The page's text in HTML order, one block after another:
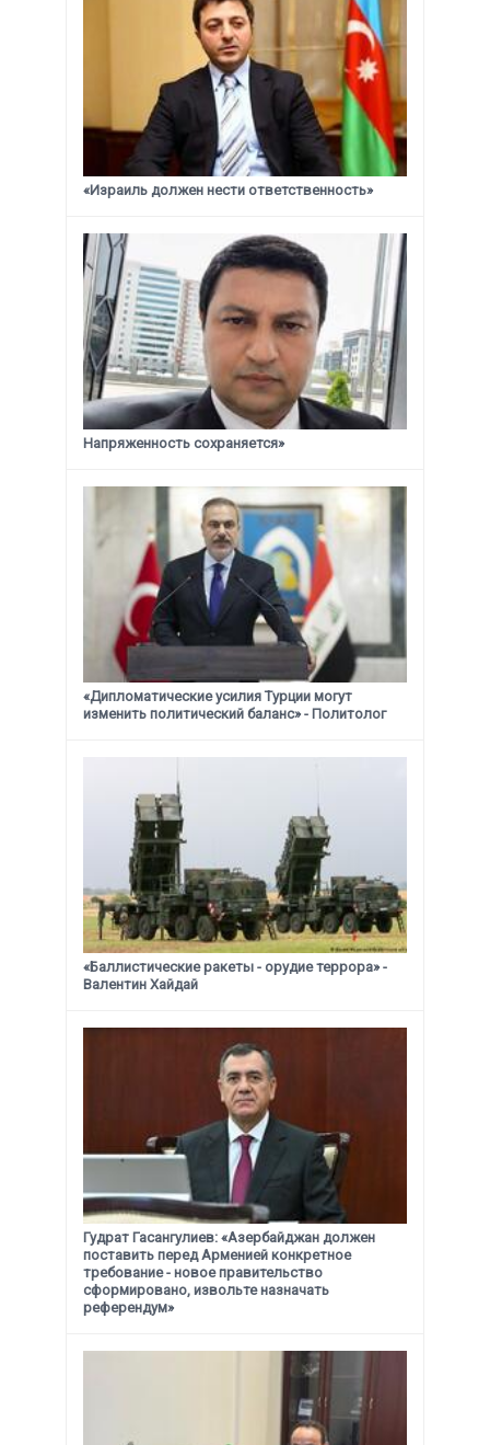
«Израиль должен нести ответственность»
Напряженность сохраняется»
«Дипломатические усилия Турции могут
изменить политический баланс» - Политолог
«Баллистические ракеты - орудие террора» -
Валентин Хайдай
Гудрат Гасангулиев: «Азербайджан должен
поставить перед Арменией конкретное
требование - новое правительство
сформировано, извольте назначать
референдум»